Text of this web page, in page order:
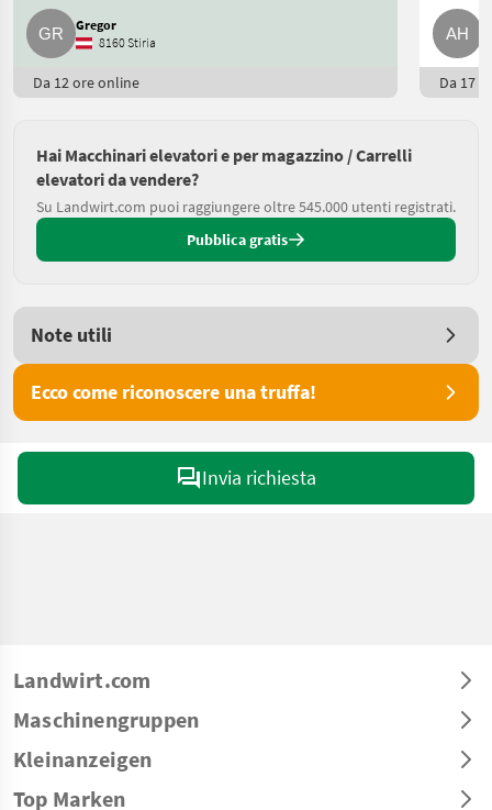
Gregor
8160 Stiria
Da 12 ore online Da 17
Hai Macchinari elevatori e per magazzino / Carrelli
elevatori da vendere?
Su Landwirt.com puoi raggiungere oltre 545.000 utenti registrati.
Pubblica gratis
Note utili
Ecco come riconoscere una truffa!
Invia richiesta
Landwirt.com
Maschinengruppen
Kleinanzeigen
Top Marken